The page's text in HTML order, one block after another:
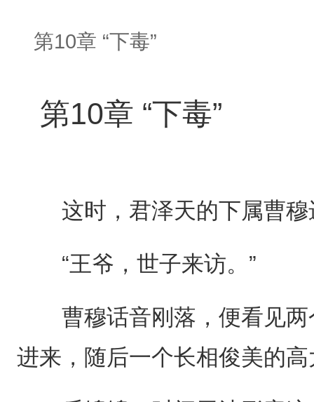
第10章 “下毒”
第10章 “下毒”
这时，君泽天的下属曹穆
“王爷，世子来访。”
曹穆话音刚落，便看见两
进来，随后一个长相俊美的